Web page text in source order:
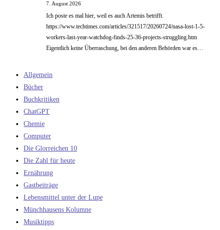
7. August 2026
Ich poste es mal hier, weil es auch Artemis betrifft.
https://www.techtimes.com/articles/321517/20260724/nasa-lost-1-5-
workers-last-year-watchdog-finds-25-36-projects-struggling.htm
Eigentlich keine Überraschung, bei den anderen Behörden war es…
Allgemein
Bücher
Buchkritiken
ChatGPT
Chemie
Computer
Die Glorreichen 10
Die Zahl für heute
Ernährung
Gastbeiträge
Lebensmittel unter der Lupe
Münchhausens Kolumne
Musiktipps